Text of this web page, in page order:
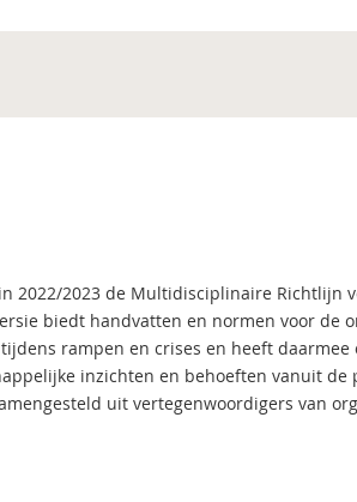
2022/2023 de Multidisciplinaire Richtlijn
biedt handvatten en normen voor de
rampen en crises en heeft daarmee
inzichten en behoeften vanuit de
uit vertegenwoordigers van